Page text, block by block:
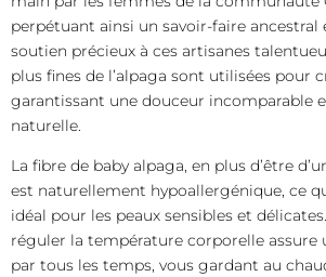
perpétuant ainsi un savoir-faire ancestral
soutien précieux à ces artisanes
plus fines de l’alpaga sont utilisées pour
garantissant une douceur incomparable
naturelle.
La fibre de baby alpaga, en plus d’être
est naturellement hypoallergénique, ce
idéal pour les peaux sensibles et
réguler la température corporelle
par tous les temps, vous gardant au